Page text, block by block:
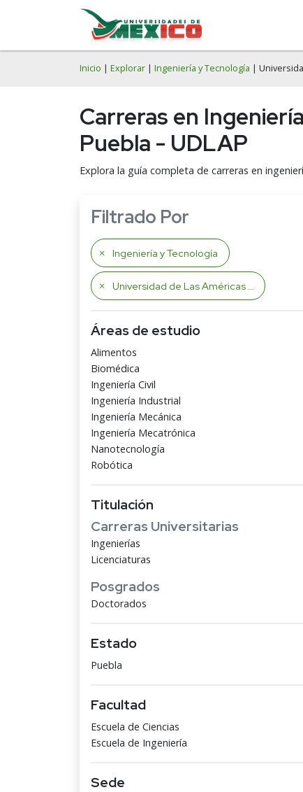
Inicio | Explorar | Ingeniería y Tecnología |
Carreras en
Puebla - UDLAP
Explora la guía completa de carreras en
Filtrado Por
Ingeniería y Tecnología
Universidad de Las Américas de Puebla
Áreas de estudio
Alimentos
Biomédica
Ingeniería Civil
Ingeniería Industrial
Ingeniería Mecánica
Ingeniería Mecatrónica
Nanotecnología
Robótica
Titulación
Carreras Universitarias
Ingenierías
Licenciaturas
Posgrados
Doctorados
Estado
Puebla
Facultad
Escuela de Ciencias
Escuela de Ingeniería
Sede